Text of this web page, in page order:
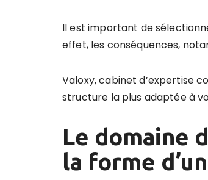
Il est important de
effet, les conséquences,
Valoxy, cabinet d’expertise
structure la plus adaptée à
Le domaine
la forme